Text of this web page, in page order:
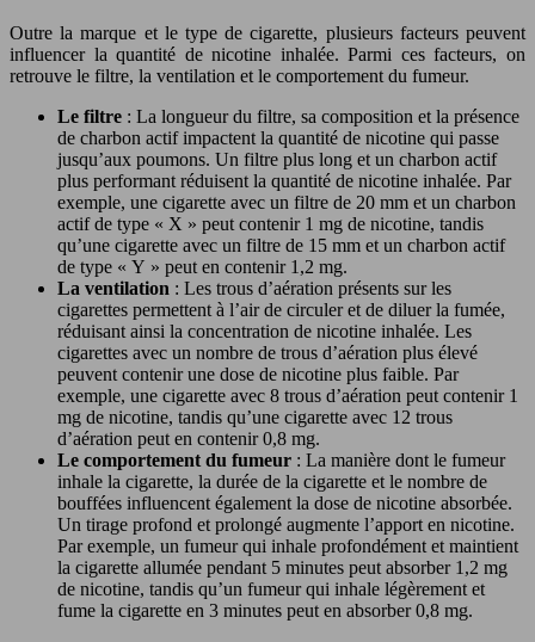
Outre la marque et le type de cigarette, plusieurs facteurs peuvent
influencer la quantité de nicotine inhalée. Parmi ces facteurs, on
retrouve le filtre, la ventilation et le comportement du fumeur.
Le filtre : La longueur du filtre, sa composition et la présence
de charbon actif impactent la quantité de nicotine qui passe
jusqu’aux poumons. Un filtre plus long et un charbon actif
plus performant réduisent la quantité de nicotine inhalée. Par
exemple, une cigarette avec un filtre de 20 mm et un charbon
actif de type « X » peut contenir 1 mg de nicotine, tandis
qu’une cigarette avec un filtre de 15 mm et un charbon actif
de type « Y » peut en contenir 1,2 mg.
La ventilation : Les trous d’aération présents sur les
cigarettes permettent à l’air de circuler et de diluer la fumée,
réduisant ainsi la concentration de nicotine inhalée. Les
cigarettes avec un nombre de trous d’aération plus élevé
peuvent contenir une dose de nicotine plus faible. Par
exemple, une cigarette avec 8 trous d’aération peut contenir 1
mg de nicotine, tandis qu’une cigarette avec 12 trous
d’aération peut en contenir 0,8 mg.
Le comportement du fumeur : La manière dont le fumeur
inhale la cigarette, la durée de la cigarette et le nombre de
bouffées influencent également la dose de nicotine absorbée.
Un tirage profond et prolongé augmente l’apport en nicotine.
Par exemple, un fumeur qui inhale profondément et maintient
la cigarette allumée pendant 5 minutes peut absorber 1,2 mg
de nicotine, tandis qu’un fumeur qui inhale légèrement et
fume la cigarette en 3 minutes peut en absorber 0,8 mg.